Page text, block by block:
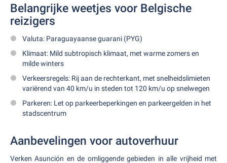
Belangrijke weetjes voor Belgische
reizigers
Valuta: Paraguayaanse guarani (PYG)
Klimaat: Mild subtropisch klimaat, met warme zomers en
milde winters
Verkeersregels: Rij aan de rechterkant, met snelheidslimieten
variërend van 40 km/u in steden tot 120 km/u op snelwegen
Parkeren: Let op parkeerbeperkingen en parkeergelden in het
stadscentrum
Aanbevelingen voor autoverhuur
Verken Asunción en de omliggende gebieden in alle vrijheid met